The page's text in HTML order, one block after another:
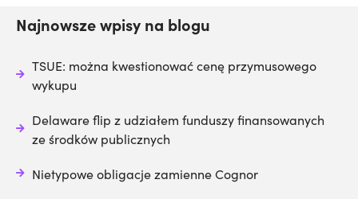
Najnowsze wpisy na blogu
TSUE: można kwestionować cenę przymusowego
wykupu
Delaware flip z udziałem funduszy finansowanych
ze środków publicznych
Nietypowe obligacje zamienne Cognor